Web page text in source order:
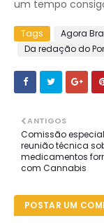
um tempo
Tags Agora
Da redação do
ANTIGOS
Comissão
reunião técnica
medicamentos
com Cannabis
POSTAR UM